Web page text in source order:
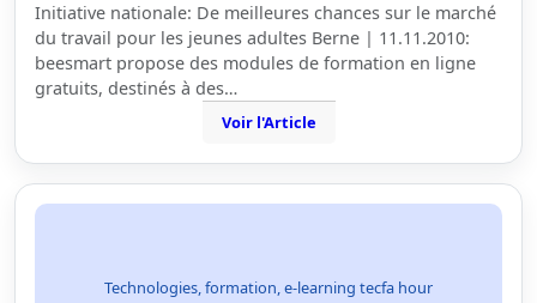
Initiative nationale: De meilleures chances sur le marché
du travail pour les jeunes adultes Berne | 11.11.2010:
beesmart propose des modules de formation en ligne
gratuits, destinés à des…
Voir l'Article
Technologies, formation, e-learning tecfa hour